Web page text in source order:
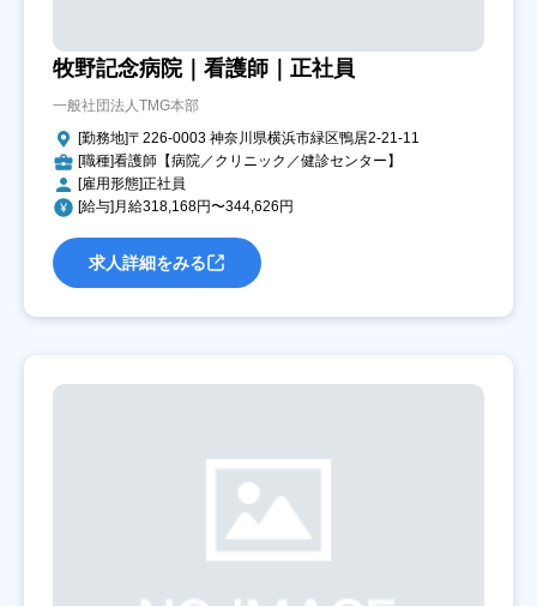
牧野記念病院｜看護師｜正社員
一般社団法人TMG本部
[勤務地]〒226-0003 神奈川県横浜市緑区鴨居2-21-11
[職種]看護師【病院／クリニック／健診センター】
[雇用形態]正社員
[給与]月給318,168円〜344,626円
求人詳細をみる